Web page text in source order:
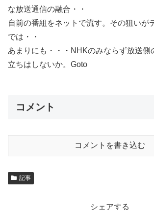
な放送通信の融合・・
自前の番組をネットで流す。その狙いが
では・・
あまりにも・・・NHKのみならず放送側
立ちはしないか。Goto
コメント
コメントを書き込む
記事
シェアする